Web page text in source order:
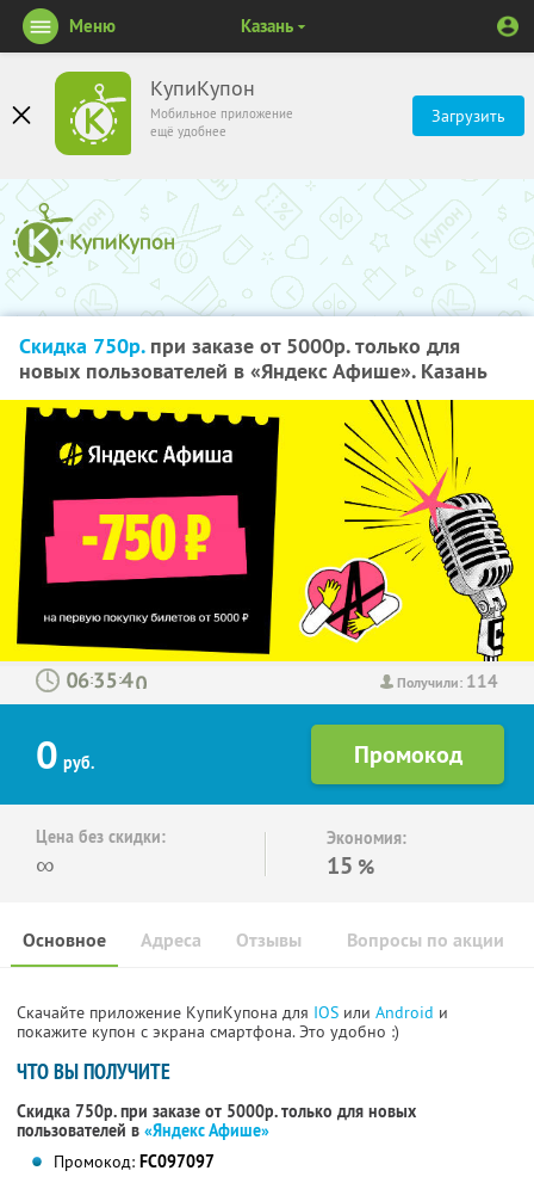
КупиКупон
Мобильное приложение
ещё удобнее
Загрузить
Меню Казань
Скидка 750р.при заказе от 5000р. только для
новых пользователей в «Яндекс Афише». Казань
Получили: 114
: :
0 руб.
Цена без скидки:
∞
Экономия:
15 %
Основное Отзывы Вопросы по акции
Адреса
Скачайте приложение КупиКупона для IOS или Android и
покажите купон с экрана смартфона. Это удобно :)
ЧТО ВЫ ПОЛУЧИТЕ
Скидка 750р. при заказе от 5000р. только для новых
пользователей в «Яндекс Афише»
Промокод: FC097097